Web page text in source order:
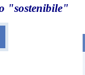
"sostenibile"